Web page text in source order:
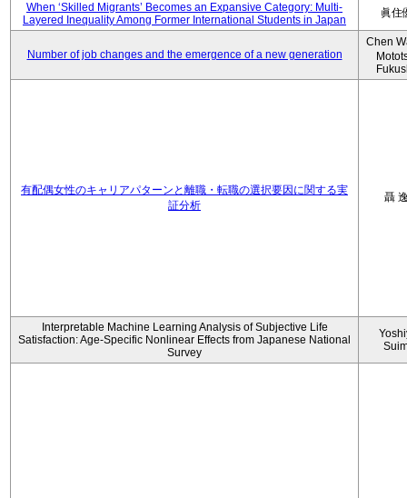
When ‘Skilled Migrants’ Becomes an Expansive Category: Multi-
Layered Inequality Among Former International Students in Japan
眞住
Number of job changes and the emergence of a new generation
Chen
有配偶女性のキャリアパターンと離職・転職の選択要因に関する実
証分析
聶
Interpretable Machine Learning Analysis of Subjective Life
Satisfaction: Age-Specific Nonlinear Effects from Japanese National
Survey